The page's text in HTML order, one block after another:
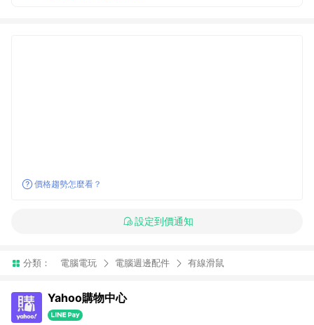
價格趨勢怎麼看？
設定到價通知
分類： 電腦電玩 電腦週邊配件 有線滑鼠
Yahoo購物中心